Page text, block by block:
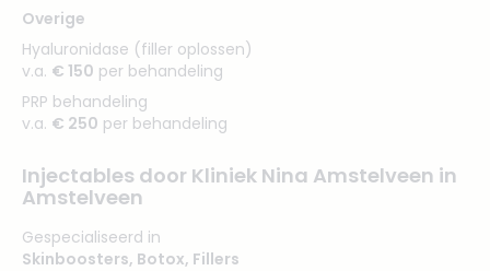
Overige
Hyaluronidase (filler oplossen)
v.a. € 150 per behandeling
PRP behandeling
v.a. € 250 per behandeling
Injectables door Kliniek Nina Amstelveen in
Amstelveen
Gespecialiseerd in
Skinboosters, Botox, Fillers